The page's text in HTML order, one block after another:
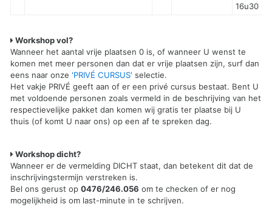
16u30
Workshop vol?
Wanneer het aantal vrije plaatsen 0 is, of wanneer U wenst te
komen met meer personen dan dat er vrije plaatsen zijn, surf dan
eens naar onze 'PRIVÉ CURSUS' selectie.
Het vakje PRIVÉ geeft aan of er een privé cursus bestaat. Bent U
met voldoende personen zoals vermeld in de beschrijving van het
respectievelijke pakket dan komen wij gratis ter plaatse bij U
thuis (of komt U naar ons) op een af te spreken dag.
Workshop dicht?
Wanneer er de vermelding DICHT staat, dan betekent dit dat de
inschrijvingstermijn verstreken is.
Bel ons gerust op0476/246.056 om te checken of er nog
mogelijkheid is om last-minute in te schrijven.